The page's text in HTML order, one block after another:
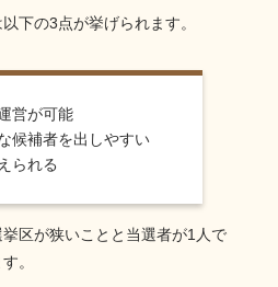
下の3点が挙げられます。
営が可能
候補者を出しやすい
られる
区が狭いことと当選者が1人で
。